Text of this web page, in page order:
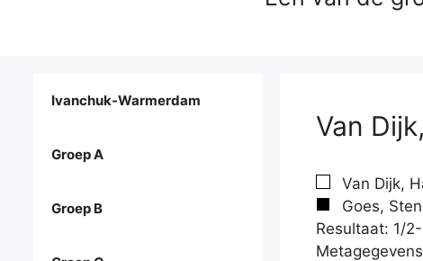
Van
Van Dijk,
Goes,
Resultaat: 1/
Ivanchuk-Warmerdam
Groep A
Groep B